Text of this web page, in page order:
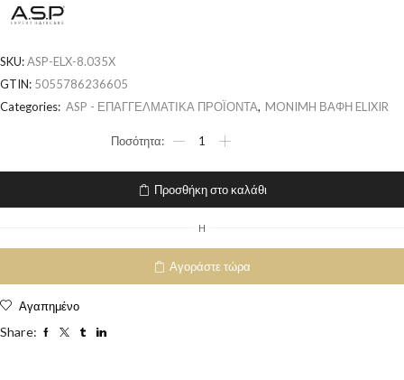
SKU:ASP-ELX-8.035X
GTIN: 5055786236605
Categories: ASP - ΕΠΑΓΓΕΛΜΑΤΙΚΑ ΠΡΟΪΟΝΤΑ, MONIMH ΒΑΦΗ ELIXIR
Προσθήκη στο καλάθι
H
Αγοράστε τώρα
Αγαπημένο
Share: